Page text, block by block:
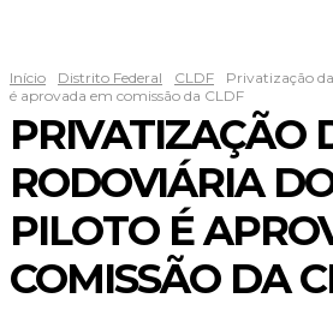
Início Distrito Federal CLDF
Privatização
é aprovada em comissão da CLDF
PRIVATIZAÇÃO
RODOVIÁRIA
PILOTO É
COMISSÃO DA